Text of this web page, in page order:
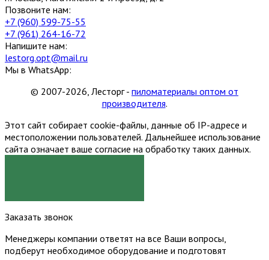
Позвоните нам:
+7 (960) 599-75-55
+7 (961) 264-16-72
Напишите нам:
lestorg.opt@mail.ru
Мы в WhatsApp:
© 2007-2026, Лесторг - пиломатериалы оптом от
производителя.
Этот сайт собирает cookie-файлы, данные об IP-адресе и
местоположении пользователей. Дальнейшее использование
сайта означает ваше согласие на обработку таких данных.
Заказать звонок
Менеджеры компании ответят на все Ваши вопросы,
подберут необходимое оборудование и подготовят